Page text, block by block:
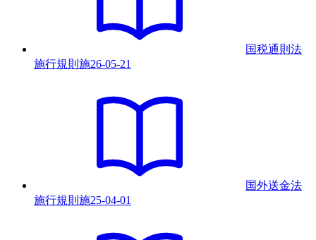
国税通則法
施行規則 施26-05-21
国外送金法
施行規則 施25-04-01